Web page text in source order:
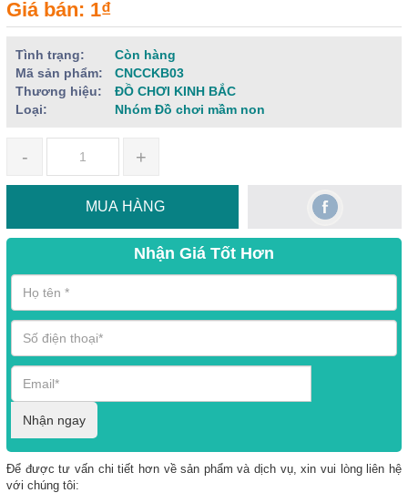
Giá bán: 1₫
Tình trạng:
Còn hàng
Mã sản phẩm:
CNCCKB03
Thương hiệu:
ĐỒ CHƠI KINH BẮC
Loại:
Nhóm Đồ chơi mầm non
- +
MUA HÀNG
Nhận Giá Tốt Hơn
Nhận ngay
Để được tư vấn chi tiết hơn về sản phẩm và dịch vụ, xin vui lòng liên hệ
với chúng tôi: